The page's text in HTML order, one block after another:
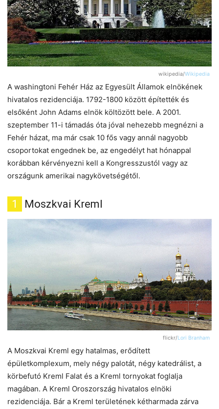
wikipedia/Wikipedia
A washingtoni Fehér Ház az Egyesült Államok elnökének
hivatalos rezidenciája. 1792-1800 között építették és
elsőként John Adams elnök költözött bele. A 2001.
szeptember 11-i támadás óta jóval nehezebb megnézni a
Fehér házat, ma már csak 10 fős vagy annál nagyobb
csoportokat engednek be, az engedélyt hat hónappal
korábban kérvényezni kell a Kongresszustól vagy az
országunk amerikai nagykövetségétől.
1 Moszkvai Kreml
flickr/Lori Branham
A Moszkvai Kreml egy hatalmas, erődített
épületkomplexum, mely négy palotát, négy katedrálist, a
körbefutó Kreml Falat és a Kreml tornyokat foglalja
magában. A Kreml Oroszország hivatalos elnöki
rezidenciája. Bár a Kreml területének kétharmada zárva